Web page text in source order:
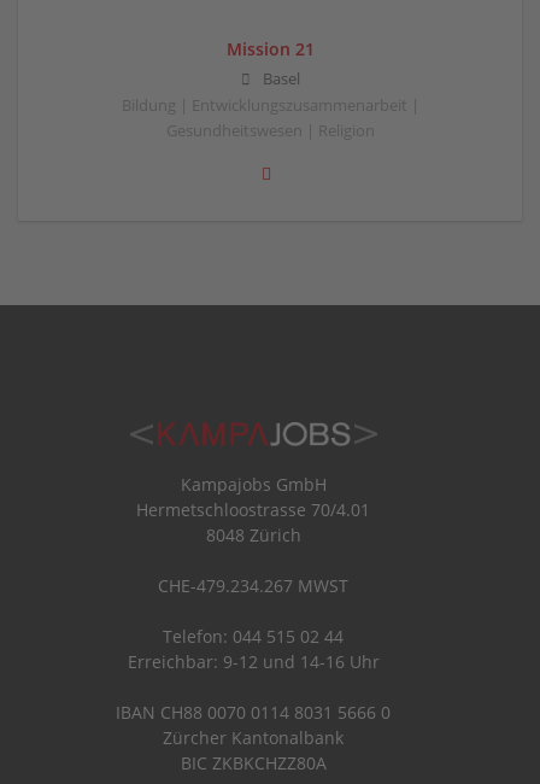
Mission 21
Basel
Bildung | Entwicklungszusammenarbeit |
Gesundheitswesen | Religion
Kampajobs GmbH
Hermetschloostrasse 70/4.01
8048 Zürich
CHE-479.234.267 MWST
Telefon: 044 515 02 44
Erreichbar: 9-12 und 14-16 Uhr
IBAN CH88 0070 0114 8031 5666 0
Zürcher Kantonalbank
BIC ZKBKCHZZ80A